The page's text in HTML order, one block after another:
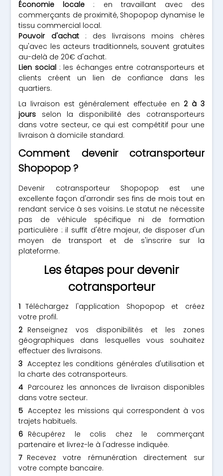
Économie locale : en travaillant avec des
commerçants de proximité, Shopopop dynamise le
tissu commercial local.
Pouvoir d'achat: des livraisons moins chères
qu'avec les acteurs traditionnels, souvent gratuites
au-delà de 20€ d'achat.
Lien social : les échanges entre cotransporteurs et
clients créent un lien de confiance dans les
quartiers.
La livraison est généralement effectuée en 2 à 3
jours selon la disponibilité des cotransporteurs
dans votre secteur, ce qui est compétitif pour une
livraison à domicile standard.
Comment devenir cotransporteur
Shopopop ?
Devenir cotransporteur Shopopop est une
excellente façon d'arrondir ses fins de mois tout en
rendant service à ses voisins. Le statut ne nécessite
pas de véhicule spécifique ni de formation
particulière : il suffit d'être majeur, de disposer d'un
moyen de transport et de s'inscrire sur la
plateforme.
Les étapes pour devenir
cotransporteur
Téléchargez l'application Shopopop et créez
votre profil.
Renseignez vos disponibilités et les zones
géographiques dans lesquelles vous souhaitez
effectuer des livraisons.
Acceptez les conditions générales d'utilisation et
la charte des cotransporteurs.
Parcourez les annonces de livraison disponibles
dans votre secteur.
Acceptez les missions qui correspondent à vos
trajets habituels.
Récupérez le colis chez le commerçant
partenaire et livrez-le à l'adresse indiquée.
Recevez votre rémunération directement sur
votre compte bancaire.